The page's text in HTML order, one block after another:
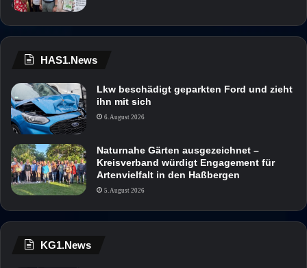
HAS1.News
Lkw beschädigt geparkten Ford und zieht
ihn mit sich
6. August 2026
Naturnahe Gärten ausgezeichnet –
Kreisverband würdigt Engagement für
Artenvielfalt in den Haßbergen
5. August 2026
KG1.News